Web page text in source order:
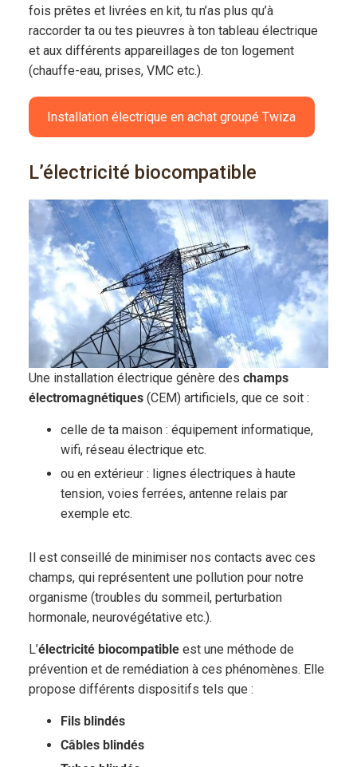
fois prêtes et livrées en kit, tu n’as plus qu’à
raccorder ta ou tes pieuvres à ton tableau électrique
et aux différents appareillages de ton logement
(chauffe-eau, prises, VMC etc.).
Installation électrique en achat groupé Twiza
L’électricité biocompatible
Une installation électrique génère des champs
électromagnétiques(CEM) artificiels, que ce soit :
celle de ta maison : équipement informatique,
wifi, réseau électrique etc.
ou en extérieur : lignes électriques à haute
tension, voies ferrées, antenne relais par
exemple etc.
Il est conseillé de minimiser nos contacts avec ces
champs, qui représentent une pollution pour notre
organisme (troubles du sommeil, perturbation
hormonale, neurovégétative etc.).
L’électricité biocompatibleest une méthode de
prévention et de remédiation à ces phénomènes. Elle
propose différents dispositifs tels que :
Fils blindés
Câbles blindés